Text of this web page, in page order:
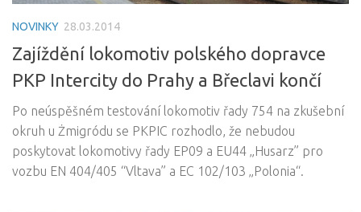
NOVINKY 28.03.2014
Zajíždění lokomotiv polského dopravce
PKP Intercity do Prahy a Břeclavi končí
Po neúspěšném testování lokomotiv řady 754 na zkušební
okruh u Żmigródu se PKPIC rozhodlo, že nebudou
poskytovat lokomotivy řady EP09 a EU44 „Husarz” pro
vozbu EN 404/405 “Vltava” a EC 102/103 „Polonia“.